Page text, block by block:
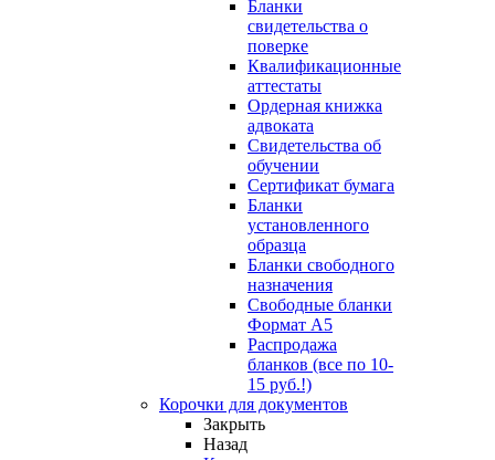
Бланки
свидетельства о
поверке
Квалификационные
аттестаты
Ордерная книжка
адвоката
Свидетельства об
обучении
Сертификат бумага
Бланки
установленного
образца
Бланки свободного
назначения
Свободные бланки
Формат А5
Распродажа
бланков (все по 10-
15 руб.!)
Корочки для документов
Закрыть
Назад